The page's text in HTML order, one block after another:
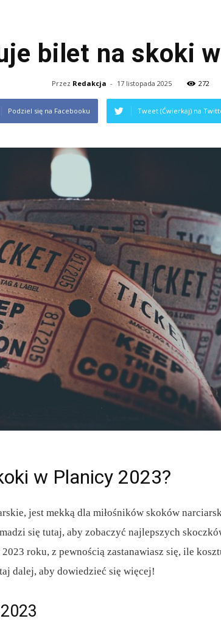
bilet na skoki
Przez Redakcja - 17 listopada 2025 272
Podziel się na Facebooku Tweet (Ćwierkaj) na
w Planicy 2023?
jest mekką dla miłośników skoków
się tutaj, aby zobaczyć najlepszych
roku, z pewnością zastanawiasz się, ile
dalej, aby dowiedzieć się więcej!